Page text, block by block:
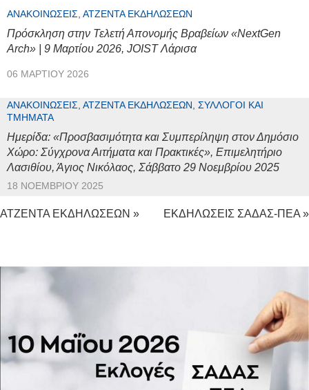
ΑΝΑΚΟΙΝΏΣΕΙΣ, ΑΤΖΈΝΤΑ ΕΚΔΗΛΏΣΕΩΝ
Πρόσκληση στην Τελετή Απονομής Βραβείων «NextGen
Arch» | 9 Μαρτίου 2026, JOIST Λάρισα
06 ΜΑΡΤΊΟΥ 2026
ΑΝΑΚΟΙΝΏΣΕΙΣ, ΑΤΖΈΝΤΑ ΕΚΔΗΛΏΣΕΩΝ, ΣΎΛΛΟΓΟΙ ΚΑΙ
ΤΜΉΜΑΤΑ
Ημερίδα: «Προσβασιμότητα και Συμπερίληψη στον Δημόσιο
Χώρο: Σύγχρονα Αιτήματα και Πρακτικές», Επιμελητήριο
Λασιθίου, Άγιος Νικόλαος, Σάββατο 29 Νοεμβρίου 2025
18 ΝΟΕΜΒΡΊΟΥ 2025
ΑΤΖΕΝΤΑ ΕΚΔΗΛΩΣΕΩΝ » ΕΚΔΗΛΩΣΕΙΣ ΣΑΔΑΣ-ΠΕΑ »